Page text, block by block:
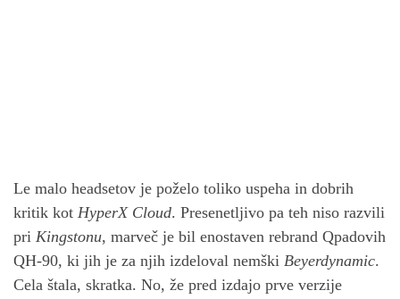
Le malo headsetov je poželo toliko uspeha in dobrih
kritik kot HyperX Cloud. Presenetljivo pa teh niso razvili
pri Kingstonu, marveč je bil enostaven rebrand Qpadovih
QH-90, ki jih je za njih izdeloval nemški Beyerdynamic.
Cela štala, skratka. No, že pred izdajo prve verzije